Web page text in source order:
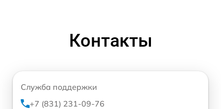
Контакты
Служба поддержки
+7 (831) 231-09-76